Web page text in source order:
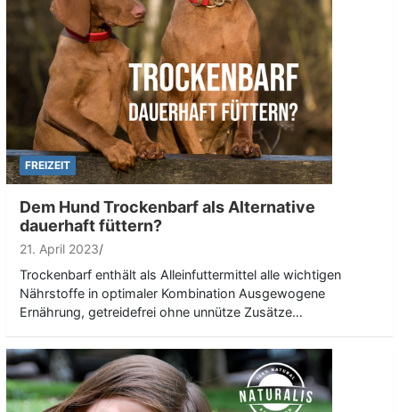
FREIZEIT
Dem Hund Trockenbarf als Alternative
dauerhaft füttern?
21. April 2023
Trockenbarf enthält als Alleinfuttermittel alle wichtigen
Nährstoffe in optimaler Kombination Ausgewogene
Ernährung, getreidefrei ohne unnütze Zusätze…